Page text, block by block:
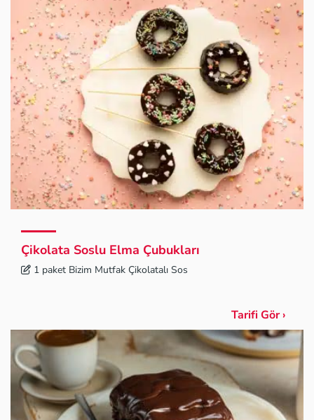
Çikolata Soslu Elma Çubukları
1 paket Bizim Mutfak Çikolatalı Sos
Tarifi Gör ›